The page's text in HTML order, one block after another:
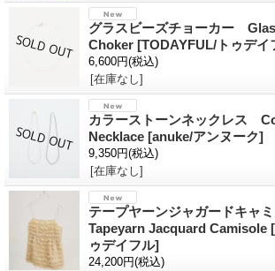
グラスビーズチョーカー
Choker [TODAYFUL/トゥデイ
6,600円(税込)
[在庫なし]
カラーストーンネックレス
Necklace [anuke/アンヌーク]
9,350円(税込)
[在庫なし]
テープヤーンジャガードキャ
Tapeyarn Jacquard Camisole
ゥデイフル]
24,200円(税込)